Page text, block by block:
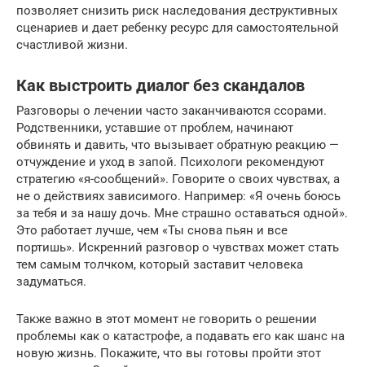
позволяет снизить риск наследования деструктивных
сценариев и дает ребенку ресурс для самостоятельной
счастливой жизни.
Как выстроить диалог без скандалов
Разговоры о лечении часто заканчиваются ссорами.
Родственники, уставшие от проблем, начинают
обвинять и давить, что вызывает обратную реакцию —
отчуждение и уход в запой. Психологи рекомендуют
стратегию «я-сообщений». Говорите о своих чувствах, а
не о действиях зависимого. Например: «Я очень боюсь
за тебя и за нашу дочь. Мне страшно оставаться одной».
Это работает лучше, чем «Ты снова пьян и все
портишь». Искренний разговор о чувствах может стать
тем самым толчком, который заставит человека
задуматься.
Также важно в этот момент не говорить о решении
проблемы как о катастрофе, а подавать его как шанс на
новую жизнь. Покажите, что вы готовы пройти этот